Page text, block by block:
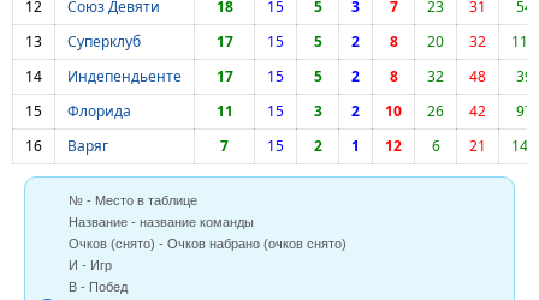
12
Союз Девяти 18 15 5 3 7 23 31
13
Суперклуб 17 15 5 2 8 20 32
14
Индепендьенте 17 15 5 2 8 32 48
15
Флорида 11 15 3 2 10 26 42
16
Варяг 7 15 2 1 12 6 21
№ - Место в таблице
Название - название команды
Очков (снято) - Очков набрано (очков снято)
И - Игр
В - Побед